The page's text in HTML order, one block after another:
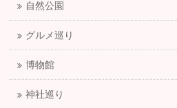
自然公園
グルメ巡り
博物館
神社巡り